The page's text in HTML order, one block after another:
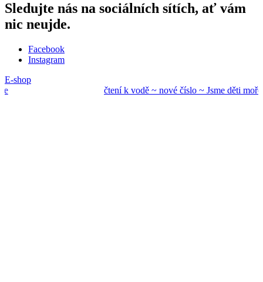
Sledujte nás na sociálních sítích, ať vám
nic neujde.
Facebook
Instagram
E-shop
čtení k vodě ~ novéčíslo ~ Jsme děti moře